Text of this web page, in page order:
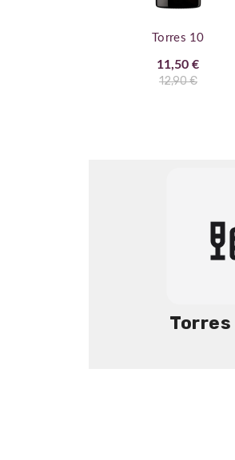
Torres 10
11,50 €
12,90 €
Torres